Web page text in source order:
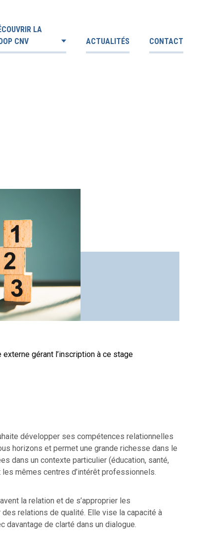
LA
CNV
ACTUALITÉS CONTACT
gérant l’inscription à ce stage
développer ses compétences relationnelles
horizons et permet une grande richesse dans le
dans un contexte particulier (éducation, santé,
mêmes centres d’intérêt professionnels.
la relation et de s’approprier les
relations de qualité. Elle vise la capacité à
davantage de clarté dans un dialogue.